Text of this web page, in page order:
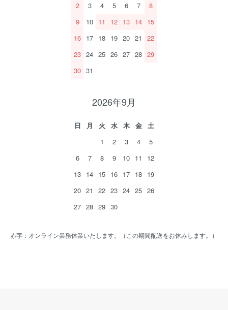
2
3 4 5 6 7
8
9
10 11 12 13 14 15
16 17 18 19 20 21
22
23 24 25 26 27 28 29
30 31
2026年9月
日 月 火 水 木 金
土
1
2 3 4
5
6
7 8 9 10 11
12
13 14 15 16 17 18 19
20 21 22 23 24 25 26
27 28 29 30
赤字：オンライン業務休業いたします。（この期間配送をお休みします。）